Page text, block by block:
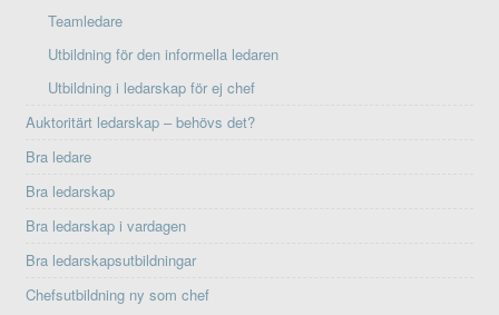
Teamledare
Utbildning för den informella ledaren
Utbildning i ledarskap för ej chef
Auktoritärt ledarskap – behövs det?
Bra ledare
Bra ledarskap
Bra ledarskap i vardagen
Bra ledarskapsutbildningar
Chefsutbildning ny som chef